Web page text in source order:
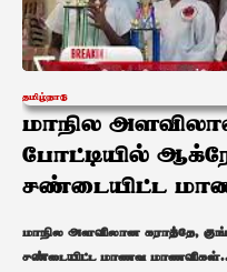
தமிழ்நாடு
மாநில
போட்டியில்
சண்டையிட்ட
மாநில அளவிலான கராத்தே,
சண்டையிட்ட மாணவ